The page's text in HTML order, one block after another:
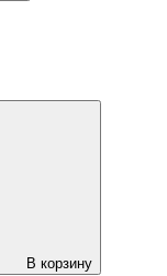
В корзину